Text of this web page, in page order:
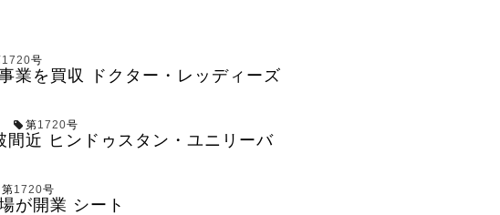
1720号
業を買収 ドクター・レッディーズ
第1720号
間近 ヒンドゥスタン・ユニリーバ
第1720号
が開業 シート